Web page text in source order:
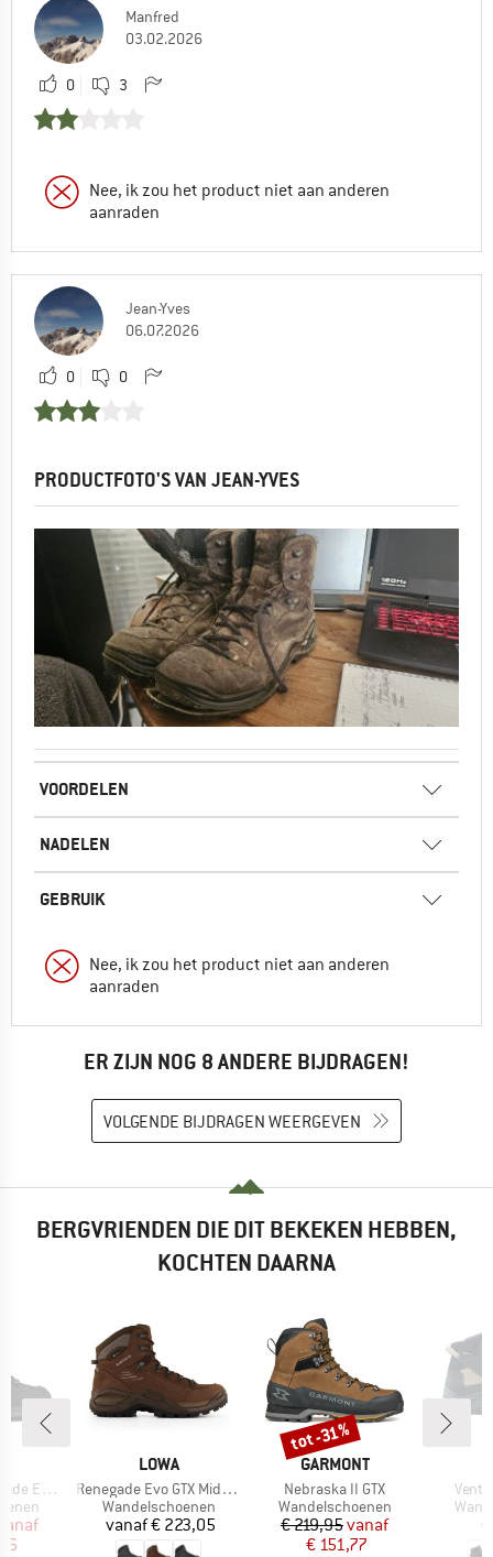
Manfred
03.02.2026
0 3
Nee, ik zou het product niet aan anderen
aanraden
Jean-Yves
06.07.2026
0 0
PRODUCTFOTO'S VAN JEAN-YVES
VOORDELEN
NADELEN
GEBRUIK
Nee, ik zou het product niet aan anderen
aanraden
ER ZIJN NOG 8 ANDERE BIJDRAGEN!
VOLGENDE BIJDRAGEN WEERGEVEN
BERGVRIENDEN DIE DIT BEKEKEN HEBBEN,
KOCHTEN DAARNA
Mid Wide
prijs
MERK
LOWA
Artikel
Renegade Evo GTX Mid Wide
Productgroep
Wandelschoenen
Prijs
vanaf€ 223,05
MERK
GARMONT
Artikel
Nebraska II GTX
Productgroep
Wandelschoenen
Prijs
€ 219,95Verlaagde prijs
vanaf
€ 151,77
Korting
tot -31%
Artikel